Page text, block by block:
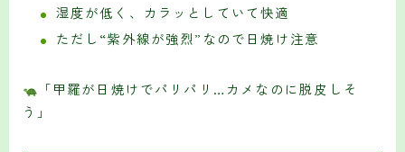
湿度が低く、カラッとしていて快適
ただし“紫外線が強烈”なので日焼け注意
「甲羅が日焼けでパリパリ…カメなのに脱皮しそ
う」